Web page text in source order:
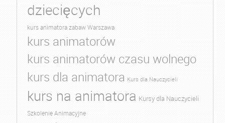
dziecięcych
kurs animatora zabaw Warszawa
kurs animatorów
kurs animatorów czasu wolnego
kurs dla animatora Kurs dla Nauczycieli
kurs na animatora Kursy dla Nauczycieli
Szkolenie Animacyjne